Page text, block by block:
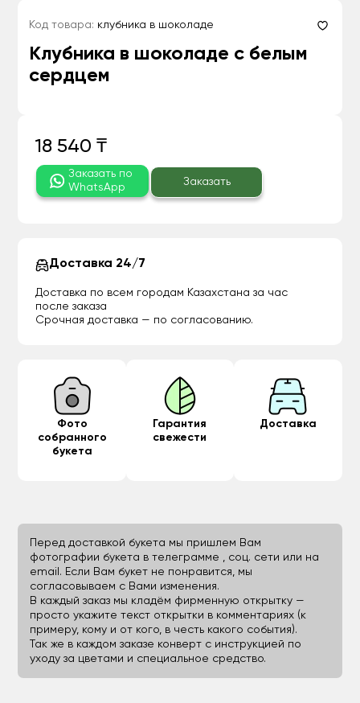
Код товара: клубника в шоколаде
Клубника в шоколаде с белым
сердцем
18 540 ₸
Заказать по
WhatsApp
Заказать
Доставка 24/7
Доставка по всем городам Казахстана за час
после заказа
Срочная доставка — по согласованию.
Фото
собранного
букета
Гарантия
свежести
Доставка
Перед доставкой букета мы пришлем Вам
фотографии букета в телеграмме , соц. сети или на
email. Если Вам букет не понравится, мы
согласовываем с Вами изменения.
В каждый заказ мы кладём фирменную открытку —
просто укажите текст открытки в комментариях (к
примеру, кому и от кого, в честь какого события).
Так же в каждом заказе конверт с инструкцией по
уходу за цветами и специальное средство.